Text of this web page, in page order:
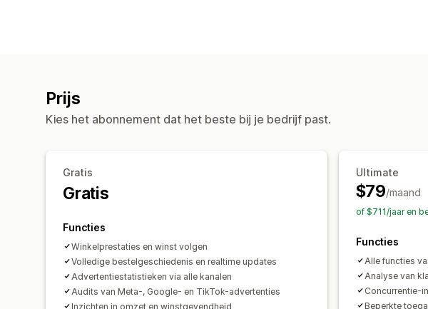
Prijs
Kies het abonnement dat het beste bij je bedrijf past.
Gratis
Gratis
Functies
Winkelprestaties en winst volgen
Volledige bestelgeschiedenis en realtime updates
Advertentiestatistieken via alle kanalen
Audits van Meta-, Google- en TikTok-advertenties
Inzichten in omzet en winstgevendheid
Ultimate
$79/maand
of $711/jaar en
Functies
Alle functies
Analyse van
Concurrentie-
Beperkte